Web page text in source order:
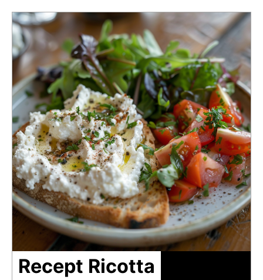
Recept Ricotta